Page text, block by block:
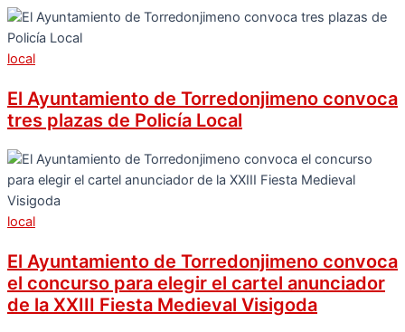
local
El Ayuntamiento de Torredonjimeno convoca
tres plazas de Policía Local
local
El Ayuntamiento de Torredonjimeno convoca
el concurso para elegir el cartel anunciador
de la XXIII Fiesta Medieval Visigoda